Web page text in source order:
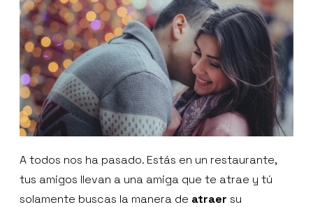
A todos nos ha pasado. Estás en un restaurante,
tus amigos llevan a una amiga que te atrae y tú
solamente buscas la manera de atraer su